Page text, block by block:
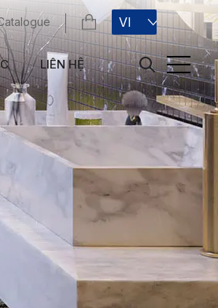
VI
LIÊN HỆ